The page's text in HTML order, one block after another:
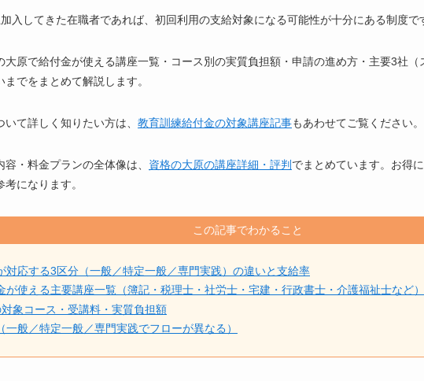
入してきた在職者であれば、初回利用の支給対象になる可能性が十分にある制度で
大原で給付金が使える講座一覧・コース別の実質負担額・申請の進め方・主要3社
でをまとめて解説します。
て詳しく知りたい方は、 教育訓練給付金の対象講座記事もあわせてご覧ください。
・料金プランの全体像は、 資格の大原の講座詳細・評判 でまとめています。お得
考になります。
この記事でわかること
対応する3区分（一般／特定一般／専門実践）の違いと支給率
が使える主要講座一覧（簿記・税理士・社労士・宅建・行政書士・介護福祉士など）
象コース・受講料・実質負担額
一般／特定一般／専門実践でフローが異なる）